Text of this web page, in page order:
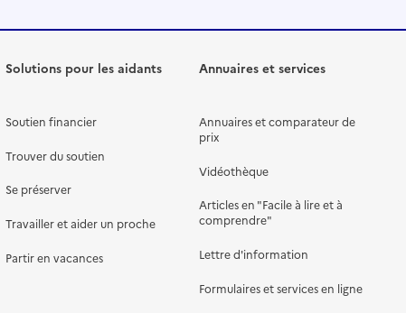
Solutions pour les aidants
Soutien financier
Trouver du soutien
Se préserver
Travailler et aider un proche
Partir en vacances
Annuaires et services
Annuaires et comparateur de
prix
Vidéothèque
Articles en "Facile à lire et à
comprendre"
Lettre d'information
Formulaires et services en ligne